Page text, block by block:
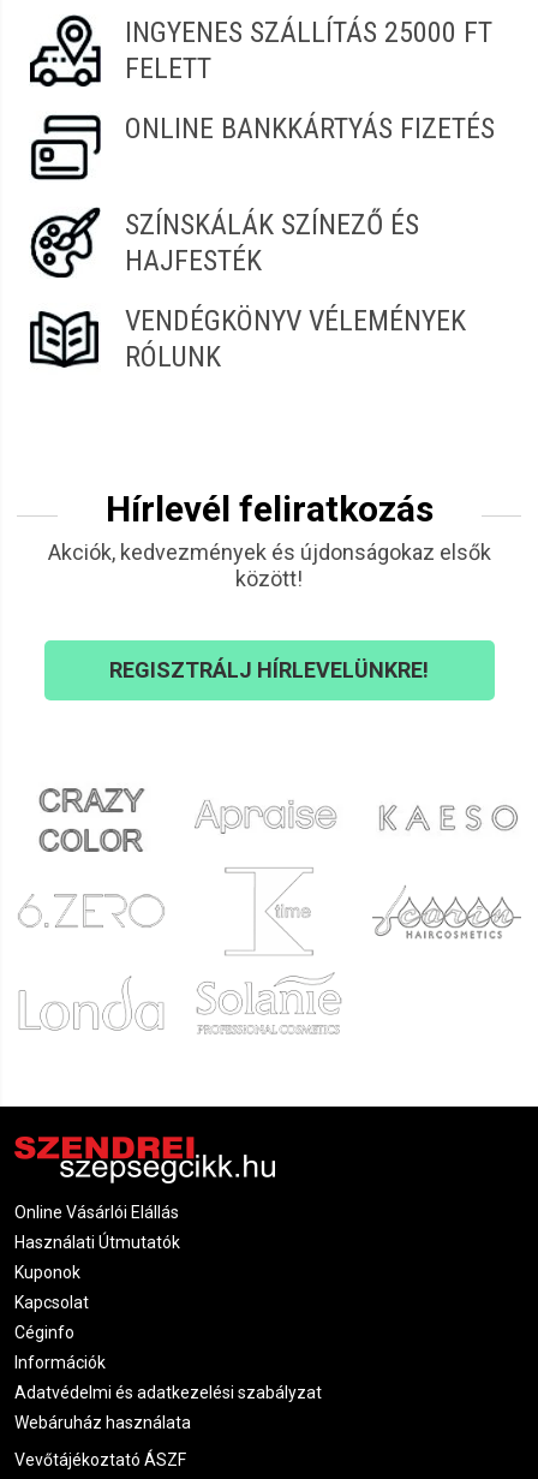
INGYENES SZÁLLÍTÁS 25000 FT
FELETT
ONLINE BANKKÁRTYÁS FIZETÉS
SZÍNSKÁLÁK SZÍNEZŐ ÉS
HAJFESTÉK
VENDÉGKÖNYV VÉLEMÉNYEK
RÓLUNK
Hírlevél feliratkozás
Akciók, kedvezmények és újdonságokaz elsők
között!
REGISZTRÁLJ HÍRLEVELÜNKRE!
Online Vásárlói Elállás
Használati Útmutatók
Kuponok
Kapcsolat
Céginfo
Információk
Adatvédelmi és adatkezelési szabályzat
Webáruház használata
Vevőtájékoztató ÁSZF